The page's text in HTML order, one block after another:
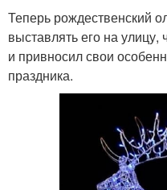
Теперь рождественский
выставлять его на
и привносил свои
праздника.